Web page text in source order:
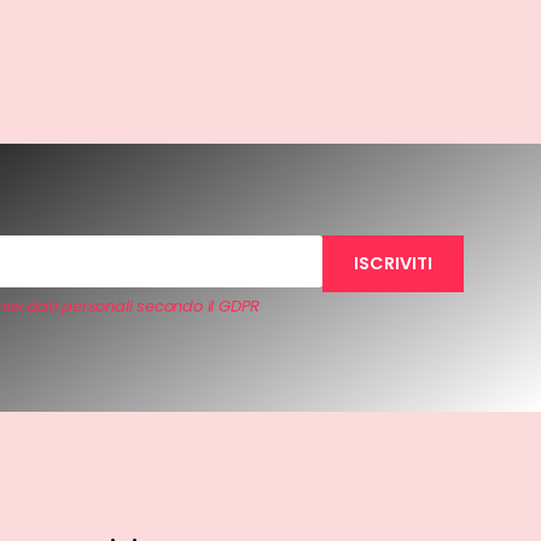
dati personali secondo il GDPR